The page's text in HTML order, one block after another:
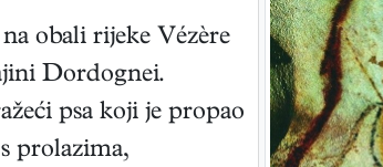
obali rijeke Vézère
Dordognei.
psa koji je propao
prolazima,